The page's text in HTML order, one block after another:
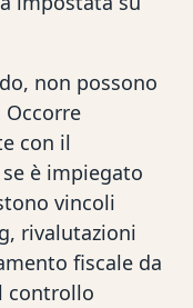
non possono
con il
è impiegato
vincoli
rivalutazioni
fiscale da
controllo